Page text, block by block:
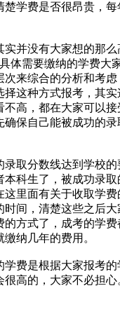
楚学费是否很昂贵，
实并没有大家想的那
体需要缴纳的学费大
次来综合的分析和考
择这种方式报考，其
不高，都在大家可以
确保自己能被成功的录
录取分数线达到学校
本科生了，被成功录
这里面有关于收取学
时间，清楚这些之后
的方式了，成考的学
纳几年的费用。
学费是根据大家报考的
高的，大家不必担心